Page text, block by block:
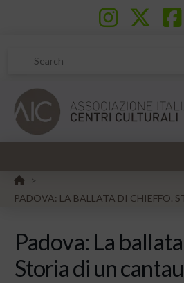
Search
HOME
>
PADOVA: LA BALLATA DI CHIEFFO.
Padova: La
Storia di un